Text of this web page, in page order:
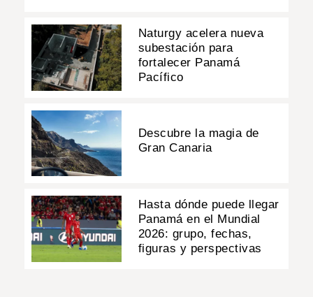
Naturgy acelera nueva
subestación para
fortalecer Panamá
Pacífico
Descubre la magia de
Gran Canaria
Hasta dónde puede llegar
Panamá en el Mundial
2026: grupo, fechas,
figuras y perspectivas